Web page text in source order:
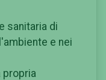
sanitaria di
e nei
propria